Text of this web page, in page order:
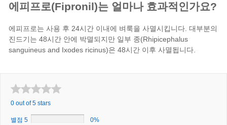
에피프로(Fipronil)는 얼마나 효과적인가요?
에피프로는 사용 후 24시간 이내에 벼룩을 사멸시킵니다. 대부분의
진드기는 48시간 안에 박멸되지만 일부 종(Rhipicephalus
sanguineus and Ixodes ricinus)은 48시간 이후 사멸됩니다.
0 out of 5 stars
별점 5
0%